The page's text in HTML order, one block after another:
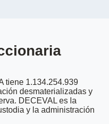
tiene 1.134.254.939
desmaterializadas y
DECEVAL es la
y la administración